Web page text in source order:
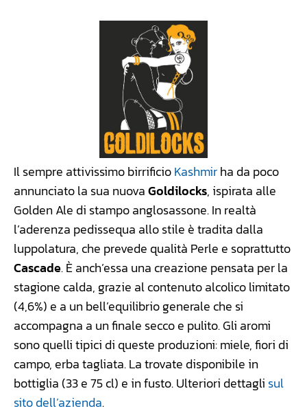
Il sempre attivissimo birrificioKashmirha da poco
annunciato la sua nuovaGoldilocks, ispirata alle
Golden Ale di stampo anglosassone. In realtà
l’aderenza pedissequa allo stile è tradita dalla
luppolatura, che prevede qualità Perle e soprattutto
Cascade. È anch’essa una creazione pensata per la
stagione calda, grazie al contenuto alcolico limitato
(4,6%) e a un bell’equilibrio generale che si
accompagna a un finale secco e pulito. Gli aromi
sono quelli tipici di queste produzioni: miele, fiori di
campo, erba tagliata. La trovate disponibile in
bottiglia (33 e 75 cl) e in fusto. Ulteriori dettagli sul
sito dell’azienda.